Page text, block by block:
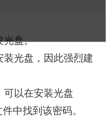
光盘。
光盘，因此强烈建
可以在安装光盘
中找到该密码。